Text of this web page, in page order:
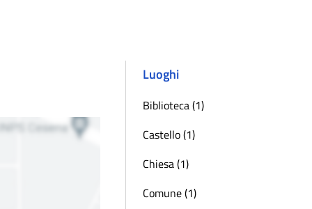
Luoghi
Biblioteca (1)
Castello (1)
Chiesa (1)
Comune (1)